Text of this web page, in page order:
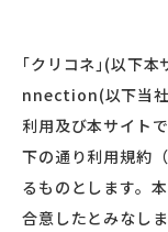
｢クリコネ｣(以下本
nnection(以下当社
利用及び本サイト
下の通り利用規約
るものとします。
合意したとみなしま